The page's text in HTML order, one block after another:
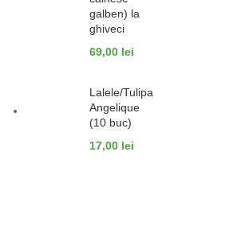
galben) la
ghiveci
69,00 lei
Lalele/Tulipa
Angelique
(10 buc)
17,00 lei